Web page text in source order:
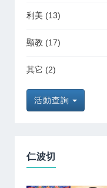
利美 (13)
顯教 (17)
其它 (2)
活動查詢
仁波切